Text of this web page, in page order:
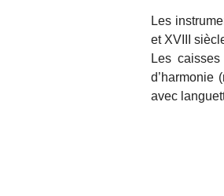
Les
et XVIII
Les
d’harmonie
avec